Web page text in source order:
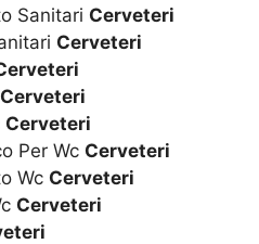
Sanitari Cerveteri
Cerveteri
Cerveteri
Cerveteri
Per Wc Cerveteri
Wc Cerveteri
Cerveteri